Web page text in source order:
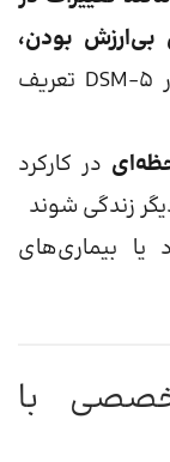
بودن،
که در DSM-5 تعریف
در کارکرد
زندگی شوند
یا بیماری‌های
با